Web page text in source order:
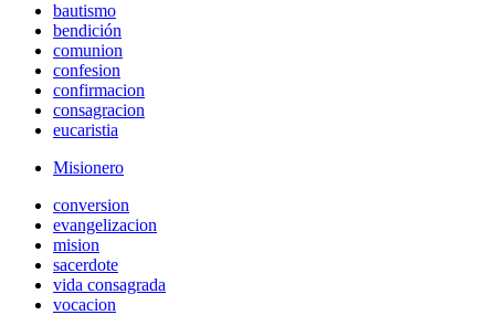
bautismo
bendición
comunion
confesion
confirmacion
consagracion
eucaristia
Misionero
conversion
evangelizacion
mision
sacerdote
vida consagrada
vocacion